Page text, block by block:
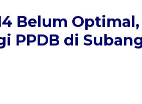
Belum
PPDB di